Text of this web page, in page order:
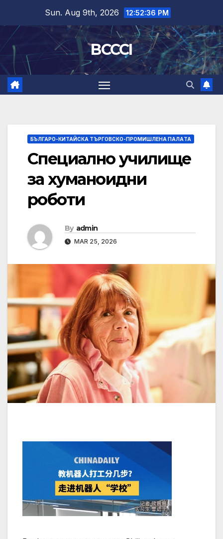
content
Sun. Aug 9th, 2026 12:52:37 PM
BCCCI
БЪЛГАРО-КИТАЙСКА ТЪРГОВСКО-ПРОМИШЛЕНА ПАЛAТА
Специално училище
за хуманоидни
роботи
By admin
MAR 25, 2026